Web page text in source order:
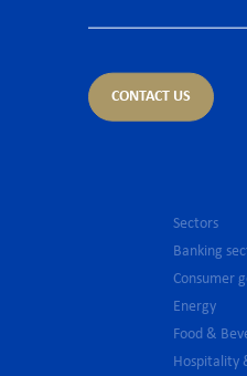
CONTACT US
Sectors
Banking
Consumer
Energy
Food &
Hospitality